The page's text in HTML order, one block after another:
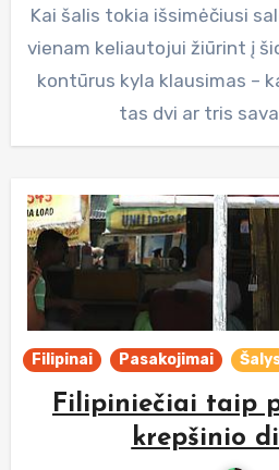
Kai šalis tokia išsimėčiusi salomis kaip Filipinai, ne
vienam keliautojui žiūrint į
kontūrus kyla klausimas –
tas dvi ar tris
Filipinai Pasakojimai
Filipiniečiai taip
krepšinio